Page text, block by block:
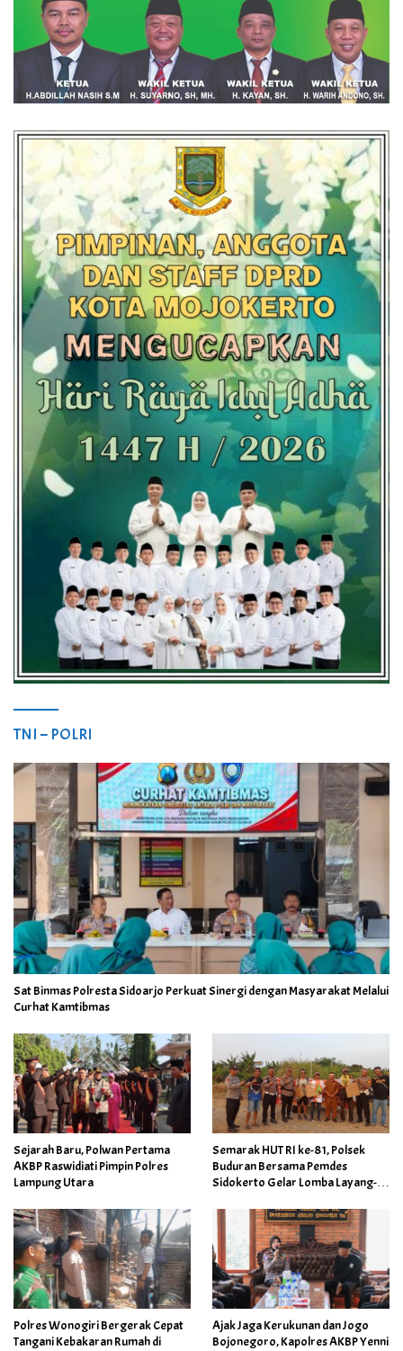
TNI – POLRI
Sat Binmas Polresta Sidoarjo Perkuat Sinergi dengan Masyarakat Melalui
Curhat Kamtibmas
Sejarah Baru, Polwan Pertama
AKBP Raswidiati Pimpin Polres
Lampung Utara
Semarak HUT RI ke-81, Polsek
Buduran Bersama Pemdes
Sidokerto Gelar Lomba Layang-
Polres Wonogiri Bergerak Cepat
Tangani Kebakaran Rumah di
Ajak Jaga Kerukunan dan Jogo
Bojonegoro, Kapolres AKBP Yenni